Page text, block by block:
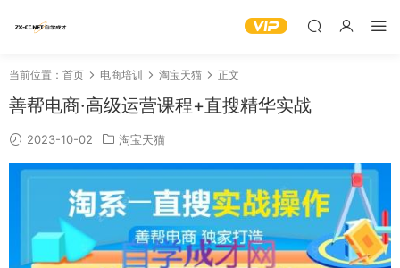
当前位置： 首页 电商培训 淘宝天猫 正文
善帮电商·高级运营课程+直搜精华实战
2023-10-02 淘宝天猫